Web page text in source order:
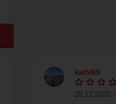
kathi69
28.12.2020